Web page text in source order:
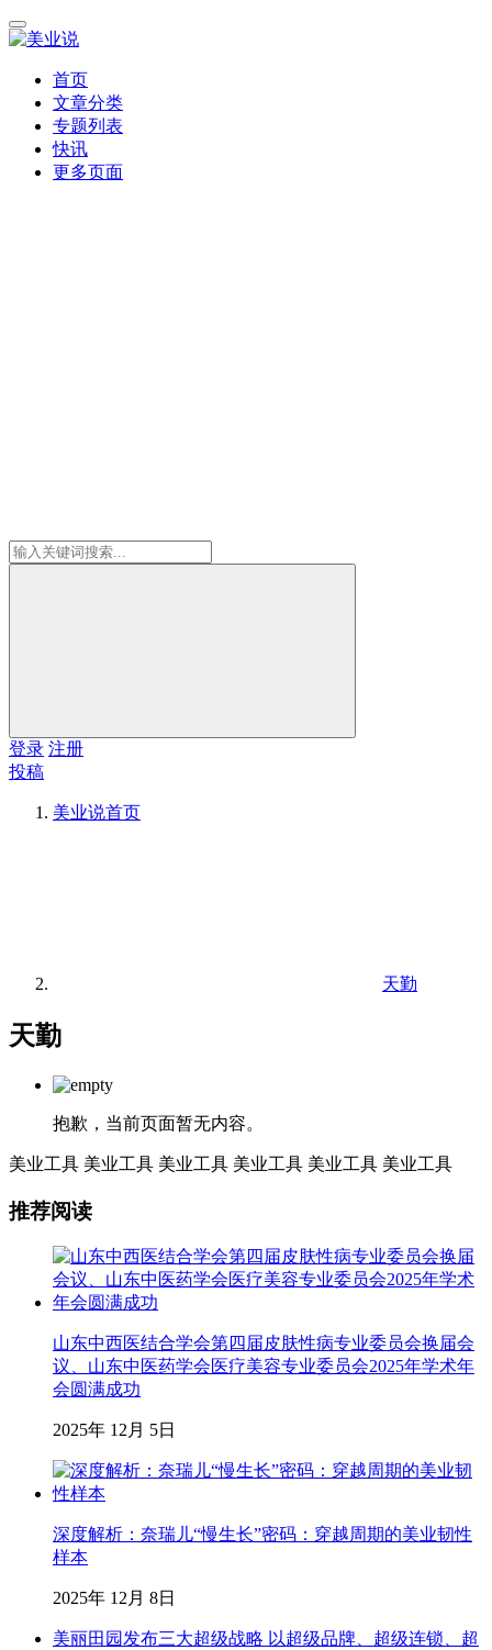
首页
文章分类
专题列表
快讯
更多页面
登录 注册
投稿
美业说首页
天勤
天勤
抱歉，当前页面暂无内容。
美业工具 美业工具 美业工具 美业工具 美业工具 美业工具
推荐阅读
山东中西医结合学会第四届皮肤性病专业委员会换届会
议、山东中医药学会医疗美容专业委员会2025年学术年
会圆满成功
2025年 12月 5日
深度解析：奈瑞儿“慢生长”密码：穿越周期的美业韧性
样本
2025年 12月 8日
美丽田园发布三大超级战略 以超级品牌、超级连锁、超